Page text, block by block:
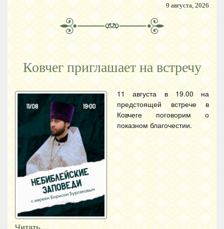
9 августа, 2026
Ковчег приглашает на встречу
11 августа в 19.00 на
предстоящей встрече в
Ковчеге поговорим о
показном благочестии.